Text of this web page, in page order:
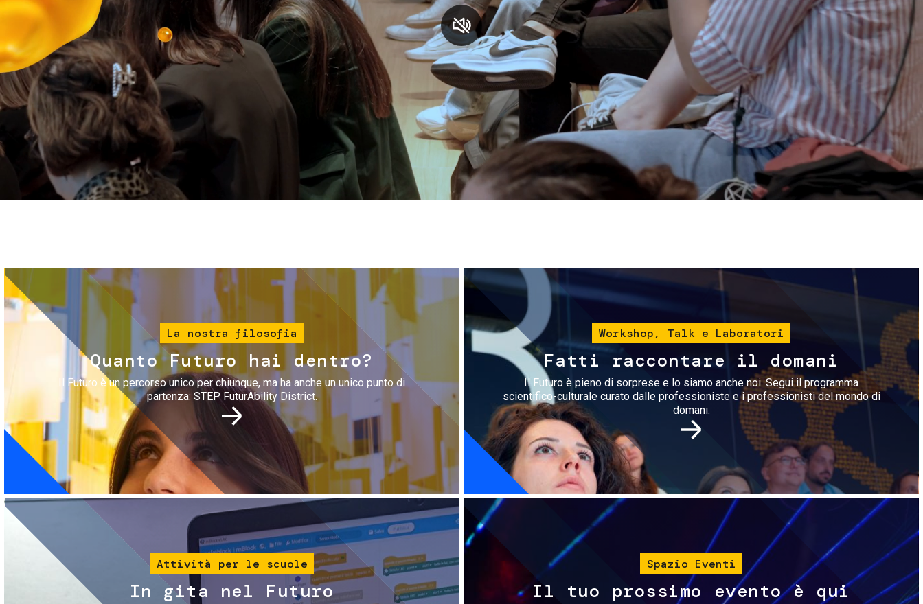
Servizi e accessibilità
Contatti
Biglietti
Immagine
La nostra filosofia
Quanto Futuro hai dentro?
Il Futuro è un percorso unico per chiunque, ma ha anche un unico punto di
partenza: STEP FuturAbility District.
Immagine
Workshop, Talk e Laboratori
Fatti raccontare il domani
Il Futuro è pieno di sorprese e lo siamo anche noi. Segui il programma
scientifico-culturale curato dalle professioniste e i professionisti del mondo di
domani.
Immagine
Attività per le scuole
In gita nel Futuro
Immagine
Spazio Eventi
Il tuo prossimo evento è qui